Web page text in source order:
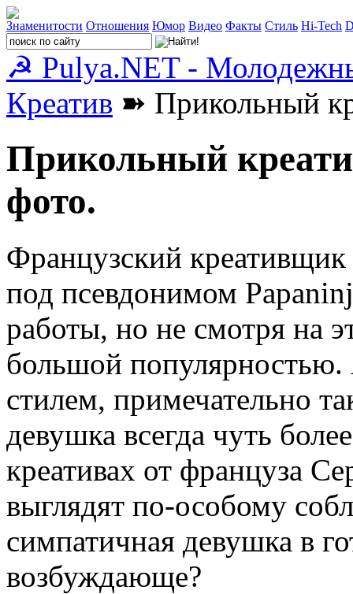
Знаменитости Отношения Юмор Видео Факты Стиль Hi-Tech
☭ Pulya.NET -
Креатив ➽ Прикольный
Прикольный
фото.
Французский креативщик
под псевдонимом
работы, но не смотря на
большой популярностью.
стилем, примечательно
девушка всегда чуть
креативах от француза
выглядят по-особому
симпатичная девушка в
возбуждающе?